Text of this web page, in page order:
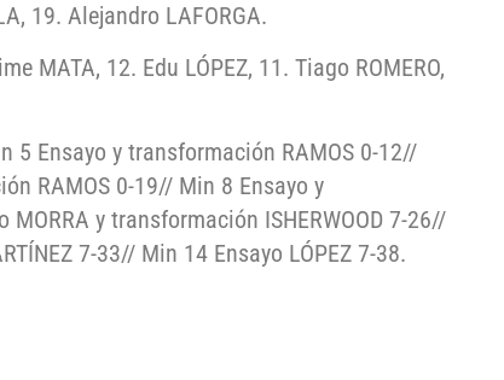
19. Alejandro LAFORGA.
MATA, 12. Edu LÓPEZ, 11. Tiago ROMERO,
5 Ensayo y transformación RAMOS 0-12//
RAMOS 0-19// Min 8 Ensayo y
y transformación ISHERWOOD 7-26//
7-33// Min 14 Ensayo LÓPEZ 7-38.